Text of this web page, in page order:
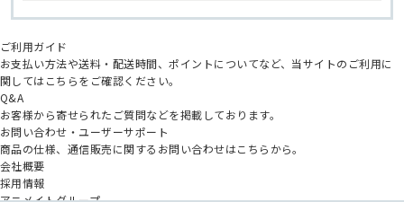
ご利用ガイド
お支払い方法や送料・配送時間、ポイントについてなど、当サイトのご利用に
関してはこちらをご確認ください。
Q&A
お客様から寄せられたご質問などを掲載しております。
お問い合わせ・ユーザーサポート
商品の仕様、通信販売に関するお問い合わせはこちらから。
会社概要
採用情報